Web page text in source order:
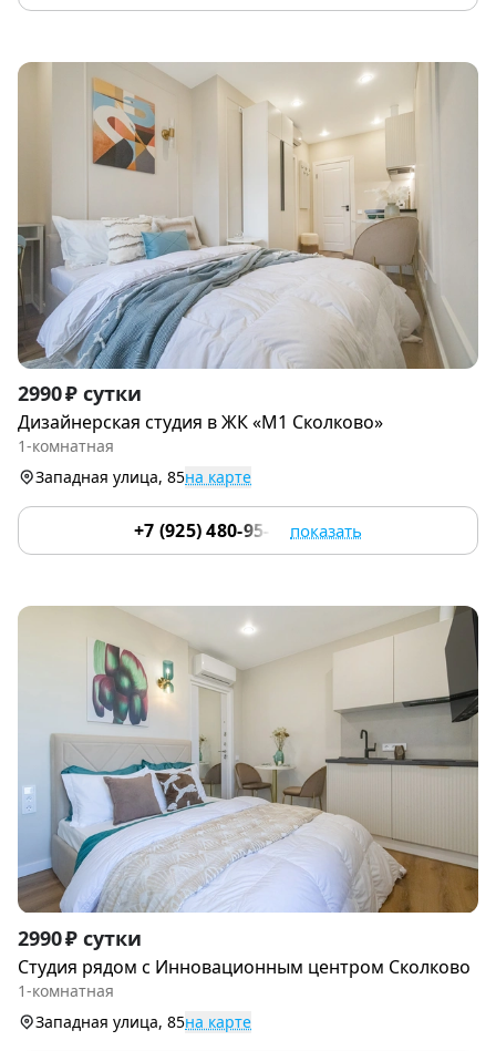
Item
1
of
2990 ₽ сутки
Дизайнерская студия в ЖК «М1 Сколково»
1-комнатная
Западная улица, 85на карте
+7 (925) 480-95-17 показать
Item
1
of
9
2990 ₽ сутки
Студия рядом с Инновациoнным цeнтpoм Cколково
1-комнатная
Западная улица, 85на карте